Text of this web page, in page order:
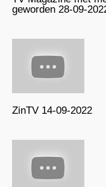
geworden 28-09-
ZinTV 14-09-2022